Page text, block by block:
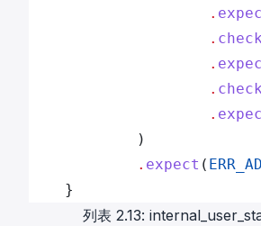
                    .
                    .
                    .
                    .
                    .
            )
            .
expect (
    }
列表 2.13: